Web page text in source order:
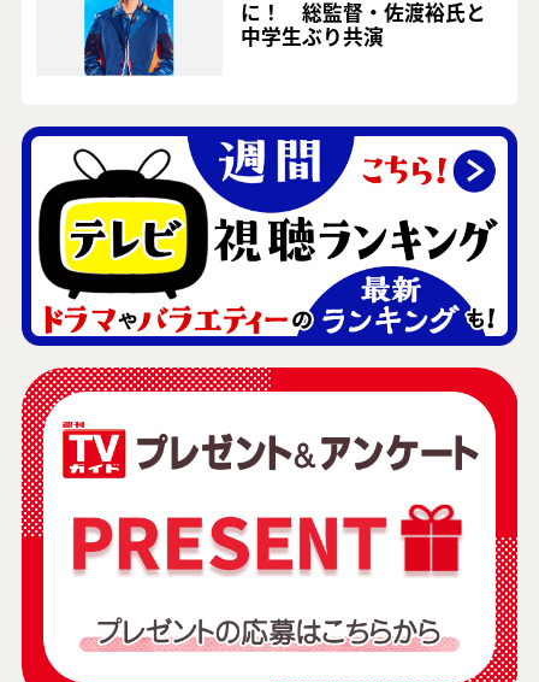
に！ 総監督・佐渡裕氏と
中学生ぶり共演